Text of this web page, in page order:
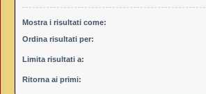
Mostra i risultati come:
Ordina risultati per:
Limita risultati a:
Ritorna ai primi: